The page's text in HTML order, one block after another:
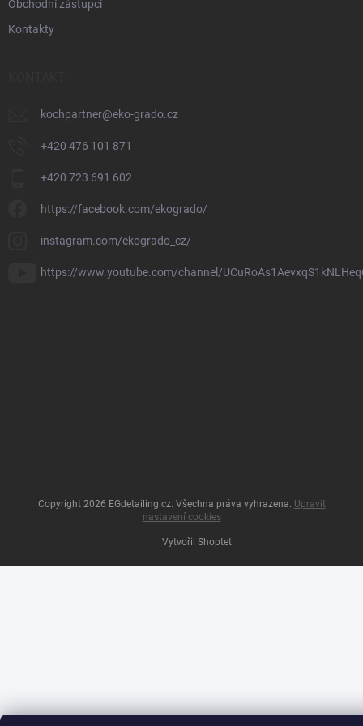
Obchodní zástupci
Kontakty
kochpartner@eko-grado.cz
+420 476 101 871
+420 723 691 602
https://facebook.com/ekogrado/
instagram.com/ekogrado_cz/
https://www.youtube.com/channel/
Vytvořil Shoptet
Copyright 2026 EGdetailing.cz. Všechna práva vyhrazena. Upravit
nastavení cookies